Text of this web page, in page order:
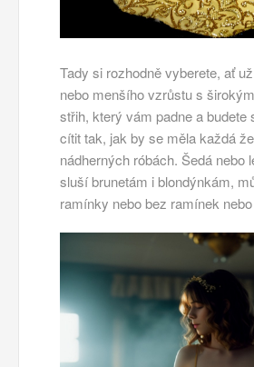
Tady si rozhodně vyberete, ať
nebo menšího vzrůstu s
střih, který vám padne a
cítit tak, jak by se měla každá
nádherných róbách. Šedá nebo
sluší brunetám i blondýnkám,
ramínky nebo bez ramínek